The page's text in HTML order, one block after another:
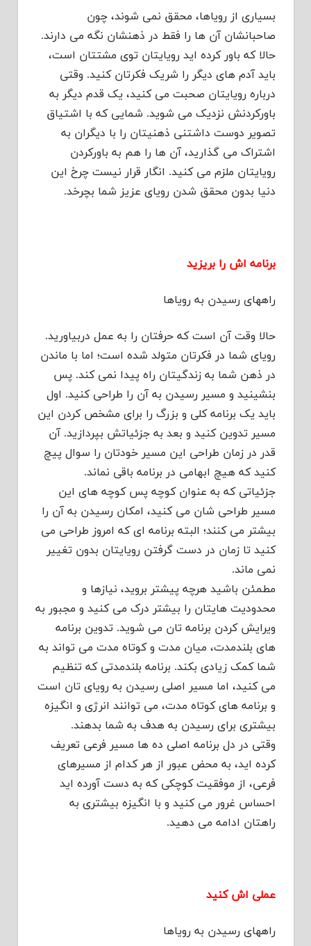
بسیاری از رویاها، محقق نمی شوند، چون
صاحبانشان آن ها را فقط در ذهنشان نگه می دارند.
حالا که باور کرده اید رویایتان توی مشتتان است،
باید آدم های دیگر را شریک فکرتان کنید. وقتی
درباره رویایتان صحبت می کنید، یک قدم دیگر به
باورکردنش نزدیک می شوید. شمایی که با اشتیاق
تصویر دوست داشتنی ذهنیتان را با دیگران به
اشتراک می گذارید، آن ها را هم به باورکردن
رویایتان ملزم می کنید. انگار قرار نیست چرخ این
دنیا بدون محقق شدن رویای عزیز شما بچرخد.
برنامه اش را بریزید
راههای رسیدن به رویاها
حالا وقت آن است که حرفتان را به عمل دربیاورید.
رویای شما در فکرتان متولد شده است؛ اما با ماندن
در ذهن شما به زندگیتان راه پیدا نمی کند. پس
بنشینید و مسیر رسیدن به آن را طراحی کنید. اول
باید یک برنامه کلی و بزرگ را برای مشخص کردن این
مسیر تدوین کنید و بعد به جزئیاتش بپردازید. آن
قدر در زمان طراحی این مسیر خودتان را سوال پیچ
کنید که هیچ ابهامی در برنامه باقی نماند.
جزئیاتی که به عنوان کوچه پس کوچه های این
مسیر طراحی شان می کنید، امکان رسیدن به آن را
بیشتر می کنند؛ البته برنامه ای که امروز طراحی می
کنید تا زمان در دست گرفتن رویایتان بدون تغییر
نمی ماند.
مطمئن باشید هرچه پیشتر بروید، نیازها و
محدودیت هایتان را بیشتر درک می کنید و مجبور به
ویرایش کردن برنامه تان می شوید. تدوین برنامه
های بلندمدت، میان مدت و کوتاه مدت می تواند به
شما کمک زیادی بکند. برنامه بلندمدتی که تنظیم
می کنید، اما مسیر اصلی رسیدن به رویای تان است
و برنامه های کوتاه مدت، می توانند انرژی و انگیزه
بیشتری برای رسیدن به هدف به شما بدهند.
وقتی در دل برنامه اصلی ده ها مسیر فرعی تعریف
کرده اید، به محض عبور از هر کدام از مسیرهای
فرعی، از موفقیت کوچکی که به دست آورده اید
احساس غرور می کنید و با انگیزه بیشتری به
راهتان ادامه می دهید.
عملی اش کنید
راههای رسیدن به رویاها